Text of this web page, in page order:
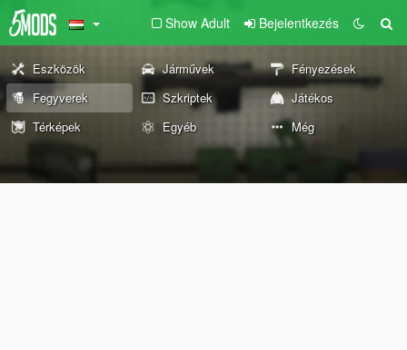
Show Adult Bejelentkezés
Eszközök Járművek
Fényezések
Fegyverek
Szkriptek
Játékos
Térképek
Egyéb Még